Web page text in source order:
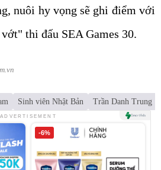
nuôi hy vọng sẽ ghi điểm với
thi đấu SEA Games 30.
Sinh viên Nhật Bản Trần Danh Trung
ADVERTISEMENT
-6%